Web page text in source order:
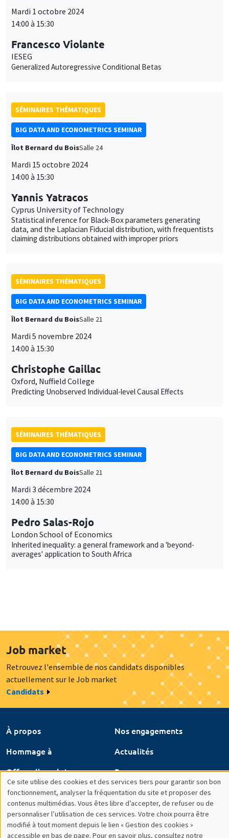
Mardi 1 octobre 2024
14:00 à 15:30
Francesco Violante
IESEG
Generalized Autoregressive Conditional Betas
SÉMINAIRES THÉMATIQUES
BIG DATA AND ECONOMETRICS SEMINAR
Îlot Bernard du BoisSalle 24
Mardi 15 octobre 2024
14:00 à 15:30
Yannis Yatracos
Cyprus University of Technology
Statistical inference for Black-Box parameters generating
data, and the Laplacian Fiducial distribution, with frequentists
claiming distributions obtained with improper priors
SÉMINAIRES THÉMATIQUES
BIG DATA AND ECONOMETRICS SEMINAR
Îlot Bernard du BoisSalle 21
Mardi 5 novembre 2024
14:00 à 15:30
Christophe Gaillac
Oxford, Nuffield College
Predicting Unobserved Individual-level Causal Effects
SÉMINAIRES THÉMATIQUES
BIG DATA AND ECONOMETRICS SEMINAR
Îlot Bernard du BoisSalle 21
Mardi 3 décembre 2024
14:00 à 15:30
Pedro Salas-Rojo
London School of Economics
Inherited inequality: a general framework and a 'beyond-
averages' application to South Africa
Job market
Retrouvez l'ensemble de nos candidats disponibles
actuellement sur le Job market
Candidats
À propos
Nos engagements
Hommage à
Actualités
Offres d'emploi
Presse
Mentions légales
Gestion des cookies
Intranet
Utilisation
des
données
Ce site utilise des cookies et des services tiers pour garantir son bon
fonctionnement, analyser la fréquentation du site et proposer des
contenus multimédias. Vous êtes libre d’accepter, de refuser ou de
personnaliser l’utilisation de ces services. Votre choix pourra être
modifié à tout moment depuis le lien « Gestion des cookies »
accessible en bas de page. Pour en savoir plus, consultez notre